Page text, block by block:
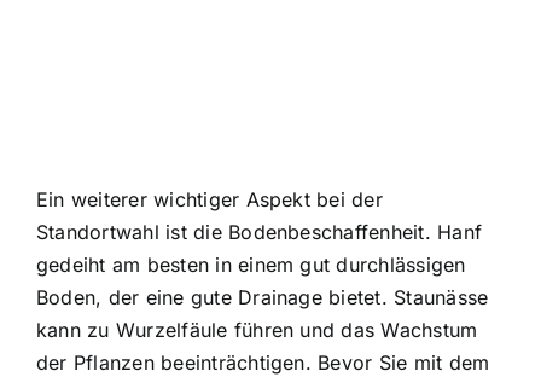
Ein weiterer wichtiger Aspekt bei der
Standortwahl ist die Bodenbeschaffenheit. Hanf
gedeiht am besten in einem gut durchlässigen
Boden, der eine gute Drainage bietet. Staunässe
kann zu Wurzelfäule führen und das Wachstum
der Pflanzen beeinträchtigen. Bevor Sie mit dem